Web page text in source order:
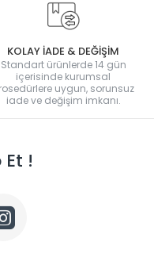
KOLAY İADE & DEĞİŞİM
Standart ürünlerde 14 gün
içerisinde kurumsal
uygun, sorunsuz
iade ve değişim imkanı.
Et !